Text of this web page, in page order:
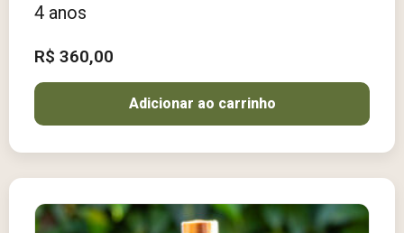
4 anos
R$ 360,00
Adicionar ao carrinho